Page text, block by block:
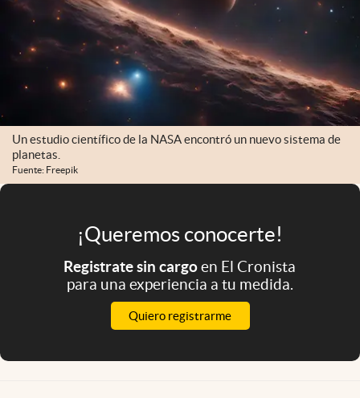
Eventos Corporativos
El Cronista Studio
Un estudio científico de la NASA encontró un nuevo sistema de
planetas.
Fuente: Freepik
¡Queremos conocerte!
Registrate sin cargoen El Cronista
para una experiencia a tu medida.
Quiero registrarme